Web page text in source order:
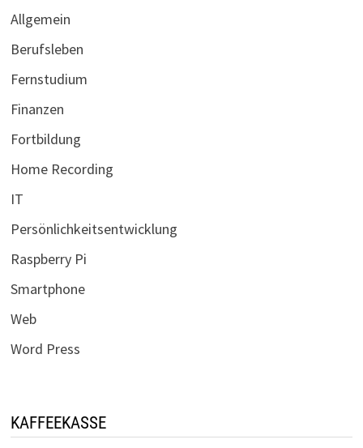
Allgemein
Berufsleben
Fernstudium
Finanzen
Fortbildung
Home Recording
IT
Persönlichkeitsentwicklung
Raspberry Pi
Smartphone
Web
Word Press
KAFFEEKASSE